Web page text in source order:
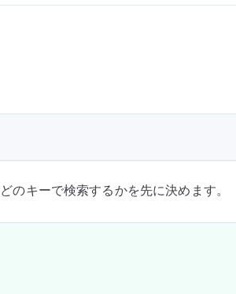
キーで検索するかを先に決めます。